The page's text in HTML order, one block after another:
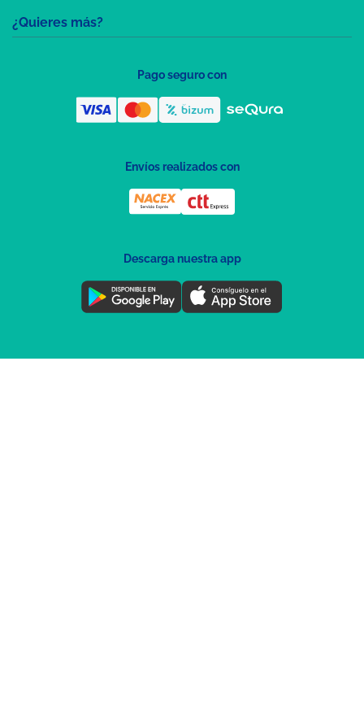
¿Quieres más?
Pago seguro con
Envíos realizados con
Descarga nuestra app